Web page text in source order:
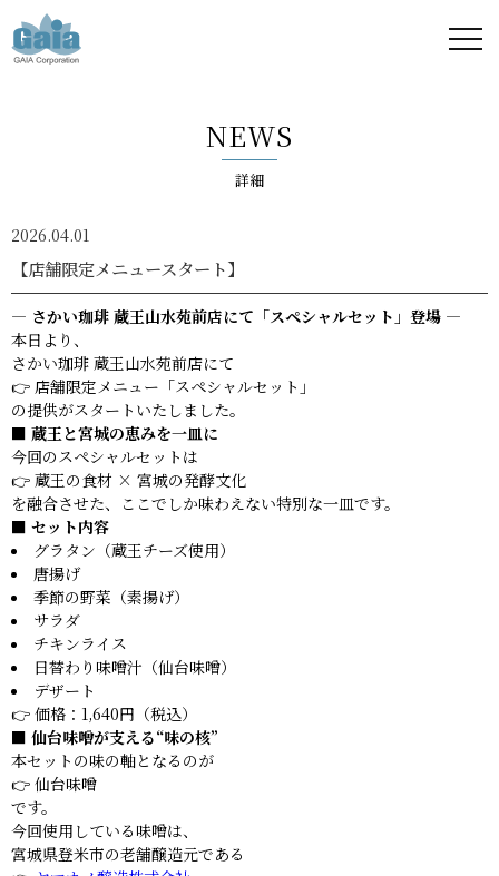
ア -
GAIA
Corporation
-
NEWS
詳細
2026.04.01
【店舗限定メニュースタート】
― さかい珈琲 蔵王山水苑前店にて「スペシャルセット」登場 ―
本日より、
さかい珈琲 蔵王山水苑前店にて
👉 店舗限定メニュー「スペシャルセット」
の提供がスタートいたしました。
■ 蔵王と宮城の恵みを一皿に
今回のスペシャルセットは
👉 蔵王の食材 × 宮城の発酵文化
を融合させた、ここでしか味わえない特別な一皿です。
■ セット内容
グラタン（蔵王チーズ使用）
唐揚げ
季節の野菜（素揚げ）
サラダ
チキンライス
日替わり味噌汁（仙台味噌）
デザート
👉 価格：1,640円（税込）
■ 仙台味噌が支える“味の核”
本セットの味の軸となるのが
👉 仙台味噌
です。
今回使用している味噌は、
宮城県登米市の老舗醸造元である